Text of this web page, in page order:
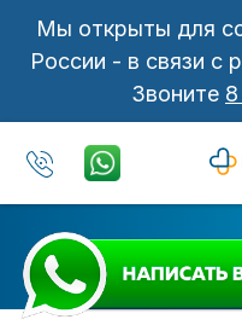
Мы открыты для
России - в связи с
Звоните